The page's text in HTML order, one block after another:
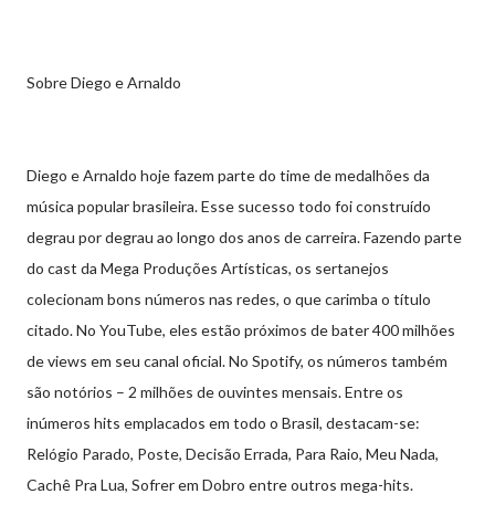
Sobre Diego e Arnaldo
Diego e Arnaldo hoje fazem parte do time de medalhões da
música popular brasileira. Esse sucesso todo foi construído
degrau por degrau ao longo dos anos de carreira. Fazendo parte
do cast da Mega Produções Artísticas, os sertanejos
colecionam bons números nas redes, o que carimba o título
citado. No YouTube, eles estão próximos de bater 400 milhões
de views em seu canal oficial. No Spotify, os números também
são notórios – 2 milhões de ouvintes mensais. Entre os
inúmeros hits emplacados em todo o Brasil, destacam-se:
Relógio Parado, Poste, Decisão Errada, Para Raio, Meu Nada,
Cachê Pra Lua, Sofrer em Dobro entre outros mega-hits.